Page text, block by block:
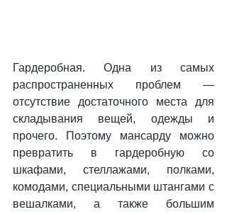
Гардеробная. Одна из самых
распространенных проблем —
отсутствие достаточного места для
складывания вещей, одежды и
прочего. Поэтому мансарду можно
превратить в гардеробную со
шкафами, стеллажами, полками,
комодами, специальными штангами с
вешалками, а также большим